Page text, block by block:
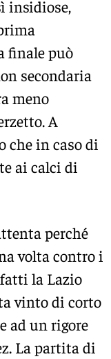
insidiose,
finale può
secondaria
meno
A
che in caso di
ai calci di
perché
volta contro i
la Lazio
vinto di corto
ad un rigore
La partita di